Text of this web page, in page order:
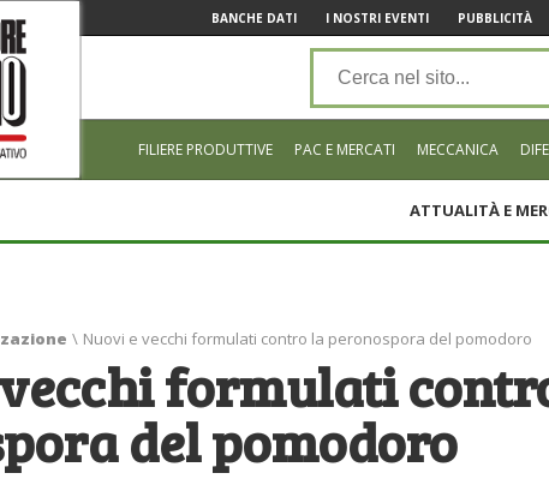
BANCHE DATI I NOSTRI EVENTI PUBBLICITÀ
FILIERE PRODUTTIVE PAC E MERCATI MECCANICA
ATTUALITÀ E
\ Nuovi e vecchi formulati contro la peronospora del pomodoro
formulati
del pomodoro